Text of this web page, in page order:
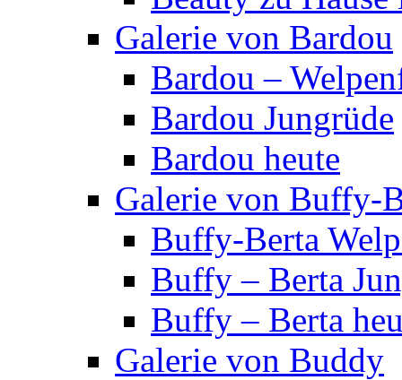
Galerie von Bardou
Bardou –
Bardou Jungrüde
Bardou heute
Galerie von Buffy-
Buffy-Berta
Buffy – Berta
Buffy – Berta
Galerie von Buddy